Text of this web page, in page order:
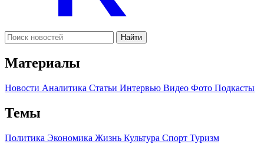
Найти
Материалы
Новости Аналитика Статьи Интервью Видео Фото Подкасты
Темы
Политика Экономика Жизнь Культура Спорт Туризм